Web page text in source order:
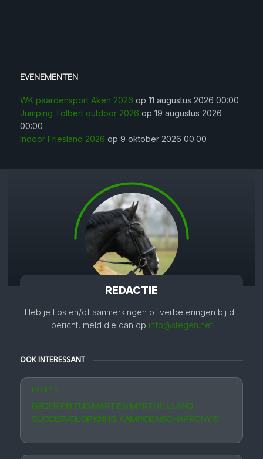
REDACTIE
Heb je tips en/of aanmerkingen of verbeteringen bij dit
bericht, meld die dan op info@stegen.net
OOK INTERESSANT
PONY'S
BROER EN ZUS MART EN MYRTHE IJLAND
SUCCESVOL OP KNHS-KAMPIOENSCHAP PONY’S
EVENEMENTEN
WK paardensport Aken 2026 op 11 augustus 2026 00:00
Jumping Tolbert outdoor 2026 op 19 augustus 2026
00:00
Indoor Friesland 2026 op 9 oktober 2026 00:00